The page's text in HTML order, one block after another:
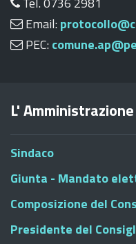
Email:
PEC:
L' Amministrazione
Sindaco
Giunta - Mandato
Composizione del
Presidente del